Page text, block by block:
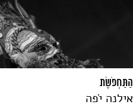
הַתַּחְפֹּשֶׂת
אילנה יֹֹפה